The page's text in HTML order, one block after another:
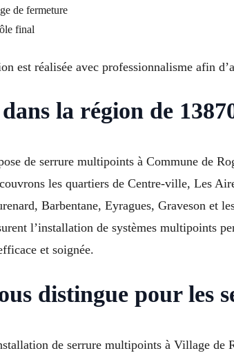
de fermeture
final
est réalisée avec professionnalisme afin
la région de
de serrure multipoints à Commune de
les quartiers de Centre-ville, Les
Barbentane, Eyragues, Graveson et
l’installation de systèmes multipoints
et soignée.
distingue pour les
de serrure multipoints à Village de